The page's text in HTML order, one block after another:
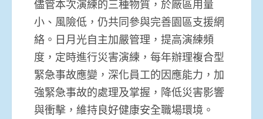
儘管本次演練的三種物質，於廠區用量
小、風險低，仍共同參與完善園區支援網
絡。日月光自主加嚴管理，提高演練頻
度，定時進行災害演練，每年辦理複合型
緊急事故應變，深化員工的因應能力，加
強緊急事故的處理及掌握，降低災害影響
與衝擊，維持良好健康安全職場環境。